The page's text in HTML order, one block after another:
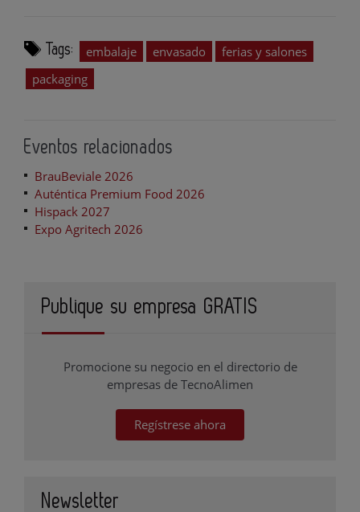
Tags: embalaje envasado
ferias y salones
packaging
Eventos relacionados
BrauBeviale 2026
Auténtica Premium Food 2026
Hispack 2027
Expo Agritech 2026
Publique su empresa GRATIS
Promocione su negocio en el directorio de
empresas de TecnoAlimen
Regístrese ahora
Newsletter